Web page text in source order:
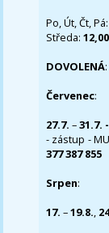
Po, Út, Čt, Pá:
Středa:
DOVOLENÁ:
Červenec:
27.7.–31.7.
- zástup -
377 387 855
Srpen:
17. –19.8.,